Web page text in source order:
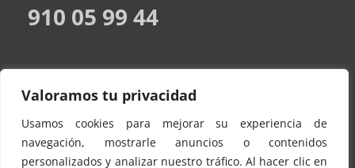
Valoramos tu privacidad
Usamos cookies para mejorar su experiencia de
navegación, mostrarle anuncios o contenidos
personalizados y analizar nuestro tráfico. Al hacer clic en
910 05 99 44
POLÍTICA DE PRIVACIDAD
POLITICA DE COOKIES